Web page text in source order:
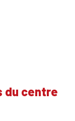
du centre